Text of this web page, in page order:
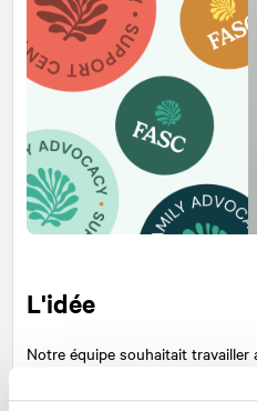
L'idée
Notre équipe souhaitait travailler
auquel les futurs partenaires et